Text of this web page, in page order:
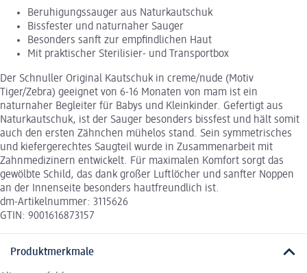
Beruhigungssauger aus Naturkautschuk
Bissfester und naturnaher Sauger
Besonders sanft zur empfindlichen Haut
Mit praktischer Sterilisier- und Transportbox
Der Schnuller Original Kautschuk in creme/nude (Motiv
Tiger/Zebra) geeignet von 6-16 Monaten von mam ist ein
naturnaher Begleiter für Babys und Kleinkinder. Gefertigt aus
Naturkautschuk, ist der Sauger besonders bissfest und hält somit
auch den ersten Zähnchen mühelos stand. Sein symmetrisches
und kiefergerechtes Saugteil wurde in Zusammenarbeit mit
Zahnmedizinern entwickelt. Für maximalen Komfort sorgt das
gewölbte Schild, das dank großer Luftlöcher und sanfter Noppen
an der Innenseite besonders hautfreundlich ist.
dm-Artikelnummer: 3115626
GTIN: 9001616873157
Produktmerkmale